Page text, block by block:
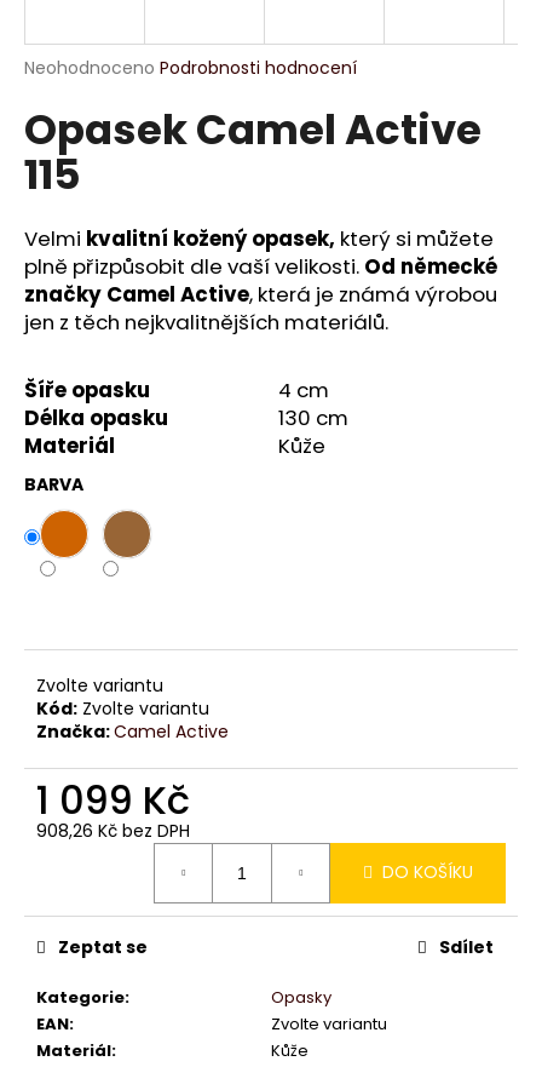
Průměrné
produktu
je
0,0
hvězdiček.
Neohodnoceno Podrobnosti hodnocení
Opasek Camel Active
115
Velmi kvalitní kožený opasek, který si můžete
plně přizpůsobit dle vaší velikosti. Od německé
značky Camel Active, která je známá výrobou
jen z těch nejkvalitnějších materiálů.
Šíře opasku
4 cm
Délka opasku
130 cm
Materiál
Kůže
BARVA
Zvolte variantu
Kód: Zvolte variantu
Značka:Camel Active
1 099 Kč
908,26 Kč bez DPH
DO KOŠÍKU
Kategorie:
Opasky
EAN:
Zvolte variantu
Materiál: Kůže
Zeptat se Sdílet
j
t
?
HLEDAT
D
o
p
r
č
m
e